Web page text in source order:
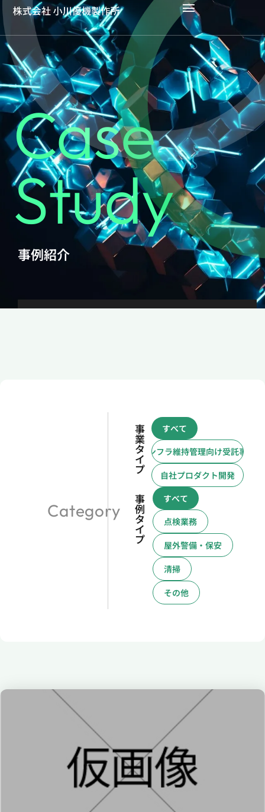
Case
Study
事例紹介
Category
事
業
タ
イ
プ
インフラ維持管理向け受託事業
自社プロダクト開発
すべて
事
例
タ
イ
プ
点検業務
屋外警備・保安
清掃
その他
すべて